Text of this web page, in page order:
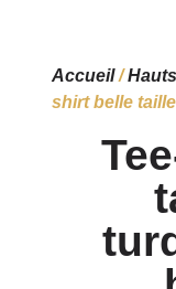
Accueil/Hauts
shirt belle